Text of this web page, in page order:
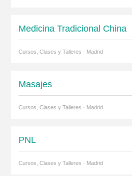
Medicina Tradicional China
Cursos, Clases y Talleres · Madrid
Masajes
Cursos, Clases y Talleres · Madrid
PNL
Cursos, Clases y Talleres · Madrid